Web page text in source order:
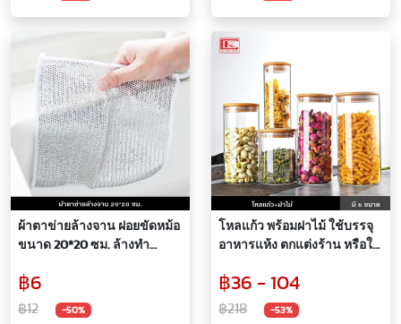
ผ้าตาข่ายล้างจาน ฝอยขัดหม้อ
ขนาด 20*20 ซม. ล้างทำ
฿6
฿12 -50%
โหลแก้ว พร้อมฝาไม้ ใช้บรรจุ
อาหารแห้ง ตกแต่งร้าน หรือใส่
฿36 - 104
฿218 -53%